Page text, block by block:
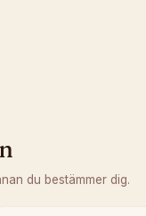
du bestämmer dig.